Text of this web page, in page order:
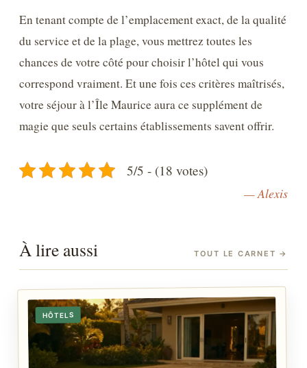
En tenant compte de l’emplacement exact, de la qualité
du service et de la plage, vous mettrez toutes les
chances de votre côté pour choisir l’hôtel qui vous
correspond vraiment. Et une fois ces critères maîtrisés,
votre séjour à l’Île Maurice aura ce supplément de
magie que seuls certains établissements savent offrir.
5/5 - (18 votes)
— Alexis
À lire aussi TOUT LE CARNET →
HÔTELS